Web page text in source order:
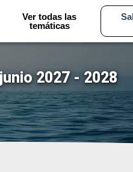
Ver todas las
temáticas
2027 - 2028